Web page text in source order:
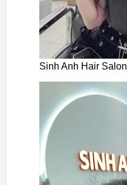
Sinh Anh Hair Salon